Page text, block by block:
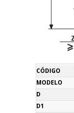
NomeCódigo